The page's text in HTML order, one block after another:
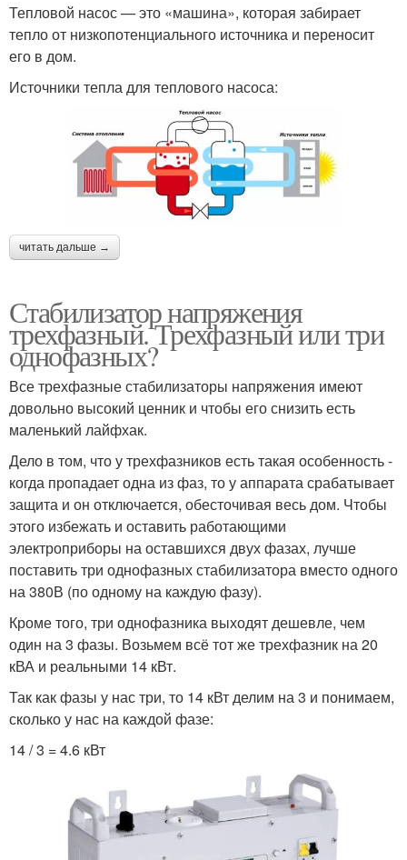
Тепловой насос — это «машина», которая забирает
тепло от низкопотенциального источника и переносит
его в дом.
Источники тепла для теплового насоса:
читать дальше →
Стабилизатор напряжения
трехфазный. Трехфазный или три
однофазных?
Все трехфазные стабилизаторы напряжения имеют
довольно высокий ценник и чтобы его снизить есть
маленький лайфхак.
Дело в том, что у трехфазников есть такая особенность -
когда пропадает одна из фаз, то у аппарата срабатывает
защита и он отключается, обесточивая весь дом. Чтобы
этого избежать и оставить работающими
электроприборы на оставшихся двух фазах, лучше
поставить три однофазных стабилизатора вместо одного
на 380В (по одному на каждую фазу).
Кроме того, три однофазника выходят дешевле, чем
один на 3 фазы. Возьмем всё тот же трехфазник на 20
кВА и реальными 14 кВт.
Так как фазы у нас три, то 14 кВт делим на 3 и понимаем,
сколько у нас на каждой фазе:
14 / 3 = 4.6 кВт